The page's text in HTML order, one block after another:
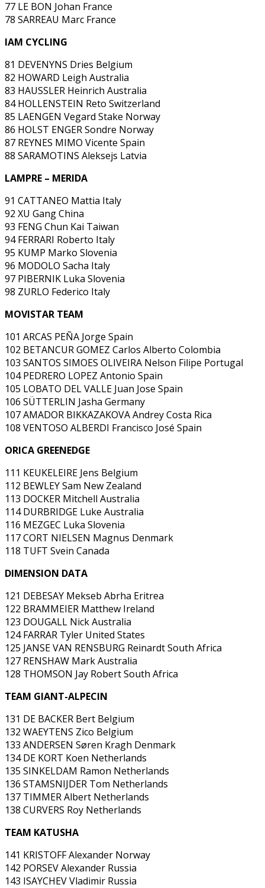
77 LE BON Johan France
78 SARREAU Marc France
IAM CYCLING
81 DEVENYNS Dries Belgium
82 HOWARD Leigh Australia
83 HAUSSLER Heinrich Australia
84 HOLLENSTEIN Reto Switzerland
85 LAENGEN Vegard Stake Norway
86 HOLST ENGER Sondre Norway
87 REYNES MIMO Vicente Spain
88 SARAMOTINS Aleksejs Latvia
LAMPRE – MERIDA
91 CATTANEO Mattia Italy
92 XU Gang China
93 FENG Chun Kai Taiwan
94 FERRARI Roberto Italy
95 KUMP Marko Slovenia
96 MODOLO Sacha Italy
97 PIBERNIK Luka Slovenia
98 ZURLO Federico Italy
MOVISTAR TEAM
101 ARCAS PEÑA Jorge Spain
102 BETANCUR GOMEZ Carlos Alberto Colombia
103 SANTOS SIMOES OLIVEIRA Nelson Filipe Portugal
104 PEDRERO LOPEZ Antonio Spain
105 LOBATO DEL VALLE Juan Jose Spain
106 SÜTTERLIN Jasha Germany
107 AMADOR BIKKAZAKOVA Andrey Costa Rica
108 VENTOSO ALBERDI Francisco José Spain
ORICA GREENEDGE
111 KEUKELEIRE Jens Belgium
112 BEWLEY Sam New Zealand
113 DOCKER Mitchell Australia
114 DURBRIDGE Luke Australia
116 MEZGEC Luka Slovenia
117 CORT NIELSEN Magnus Denmark
118 TUFT Svein Canada
DIMENSION DATA
121 DEBESAY Mekseb Abrha Eritrea
122 BRAMMEIER Matthew Ireland
123 DOUGALL Nick Australia
124 FARRAR Tyler United States
125 JANSE VAN RENSBURG Reinardt South Africa
127 RENSHAW Mark Australia
128 THOMSON Jay Robert South Africa
TEAM GIANT-ALPECIN
131 DE BACKER Bert Belgium
132 WAEYTENS Zico Belgium
133 ANDERSEN Søren Kragh Denmark
134 DE KORT Koen Netherlands
135 SINKELDAM Ramon Netherlands
136 STAMSNIJDER Tom Netherlands
137 TIMMER Albert Netherlands
138 CURVERS Roy Netherlands
TEAM KATUSHA
141 KRISTOFF Alexander Norway
142 PORSEV Alexander Russia
143 ISAYCHEV Vladimir Russia